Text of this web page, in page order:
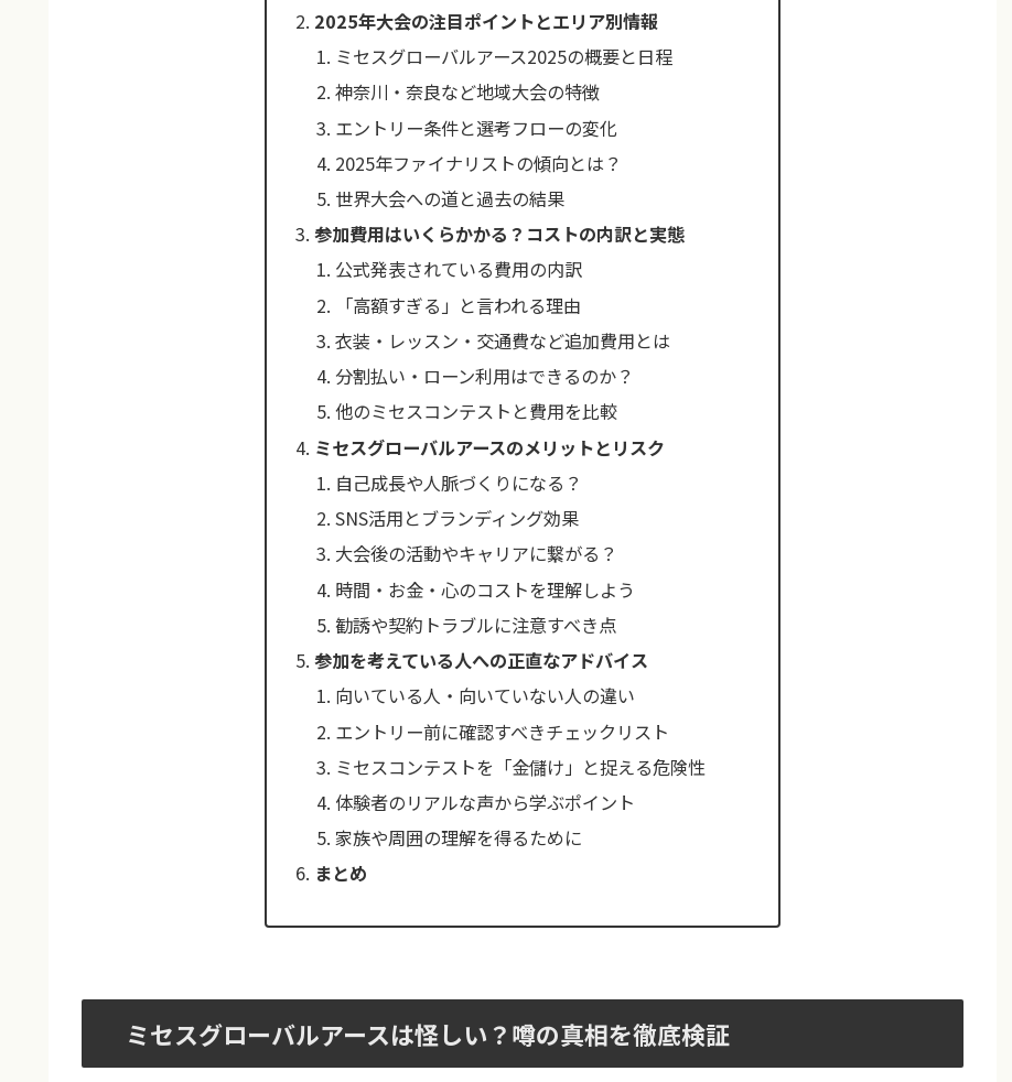
2025年大会の注目ポイントとエリア別情報
ミセスグローバルアース2025の概要と日程
神奈川・奈良など地域大会の特徴
エントリー条件と選考フローの変化
2025年ファイナリストの傾向とは？
世界大会への道と過去の結果
参加費用はいくらかかる？コストの内訳と実態
公式発表されている費用の内訳
「高額すぎる」と言われる理由
衣装・レッスン・交通費など追加費用とは
分割払い・ローン利用はできるのか？
他のミセスコンテストと費用を比較
ミセスグローバルアースのメリットとリスク
自己成長や人脈づくりになる？
SNS活用とブランディング効果
大会後の活動やキャリアに繋がる？
時間・お金・心のコストを理解しよう
勧誘や契約トラブルに注意すべき点
参加を考えている人への正直なアドバイス
向いている人・向いていない人の違い
エントリー前に確認すべきチェックリスト
ミセスコンテストを「金儲け」と捉える危険性
体験者のリアルな声から学ぶポイント
家族や周囲の理解を得るために
まとめ
ミセスグローバルアースは怪しい？噂の真相を徹底検証